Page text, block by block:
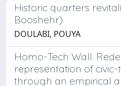
Historic quarters
Booshehr)
DOULABI, POUYA
Homo-Tech Wall.
representation of
through an empirical